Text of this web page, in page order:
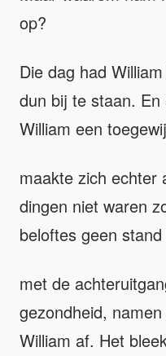
op?
Die dag had
dun bij te staan.
William een
maakte zich echter
dingen niet waren
beloftes geen
met de
gezondheid,
William af. Het